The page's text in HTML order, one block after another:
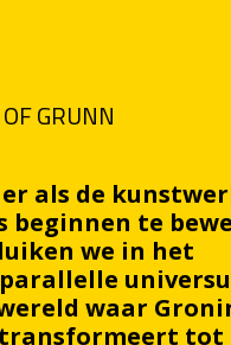
GRUNN
als de
beginnen te
we in het
waar
tot